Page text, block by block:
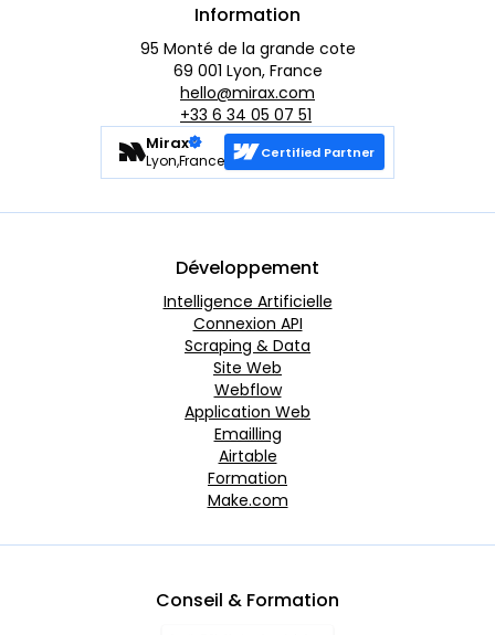
Développement
Intelligence Artificielle
Connexion API
Scraping & Data
Site Web
Webflow
Application Web
Emailling
Airtable
Formation
Make.com
Conseil & Formation
Information
95 Monté de la grande cote
69 001 Lyon, France
hello@mirax.com
+33 6 34 05 07 51
Mirax
Lyon,France Certified Partner